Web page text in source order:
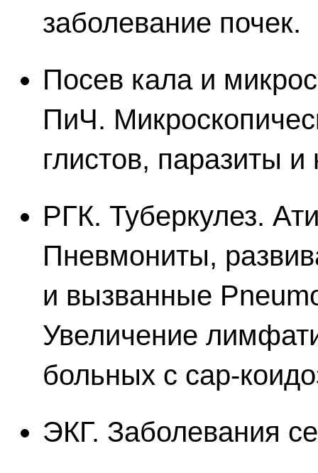
заболевание почек.
Посев кала и
ПиЧ.
глистов, паразиты и
РГК. Туберкулез.
Пневмониты,
и вызванные
Увеличение
больных с сар-
ЭКГ. Заболевания